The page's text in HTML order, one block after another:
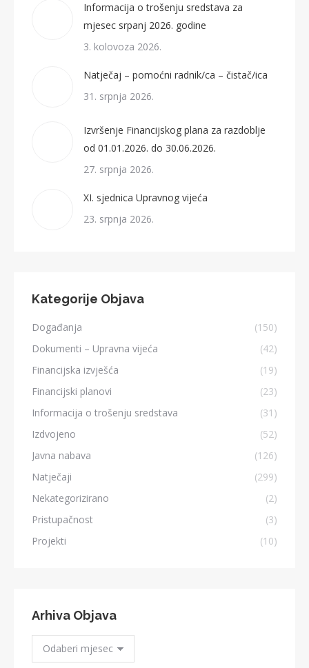
Informacija o trošenju sredstava za
mjesec srpanj 2026. godine
3. kolovoza 2026.
Natječaj – pomoćni radnik/ca – čistač/ica
31. srpnja 2026.
Izvršenje Financijskog plana za razdoblje
od 01.01.2026. do 30.06.2026.
27. srpnja 2026.
XI. sjednica Upravnog vijeća
23. srpnja 2026.
Kategorije Objava
Događanja
(150)
Dokumenti – Upravna vijeća
(42)
Financijska izvješća
(19)
Financijski planovi
(23)
Informacija o trošenju sredstava
(31)
Izdvojeno
(52)
Javna nabava
(126)
Natječaji
(299)
Nekategorizirano
(2)
Pristupačnost
(3)
Projekti
(10)
Arhiva Objava
Arhiva
Objava